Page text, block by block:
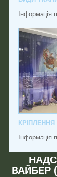
Інформація
Інформація
ВАЙБЕР